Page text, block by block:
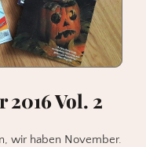
Vol. 2
wir haben November.